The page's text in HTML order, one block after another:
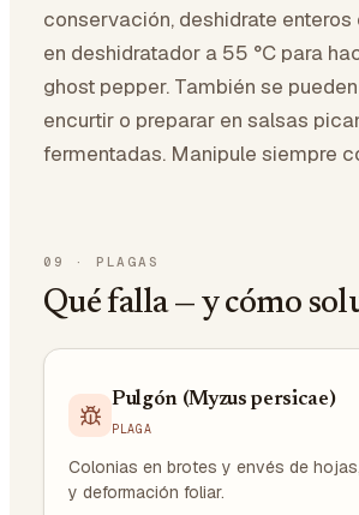
conservación, deshidrate enteros
en deshidratador a 55 °C para
ghost pepper. También se
encurtir o preparar en salsas
fermentadas. Manipule siempre
09 · PLAGAS
Qué falla — y cómo
Pulgón (Myzus persicae)
PLAGA
Colonias en brotes y envés de
y deformación foliar.